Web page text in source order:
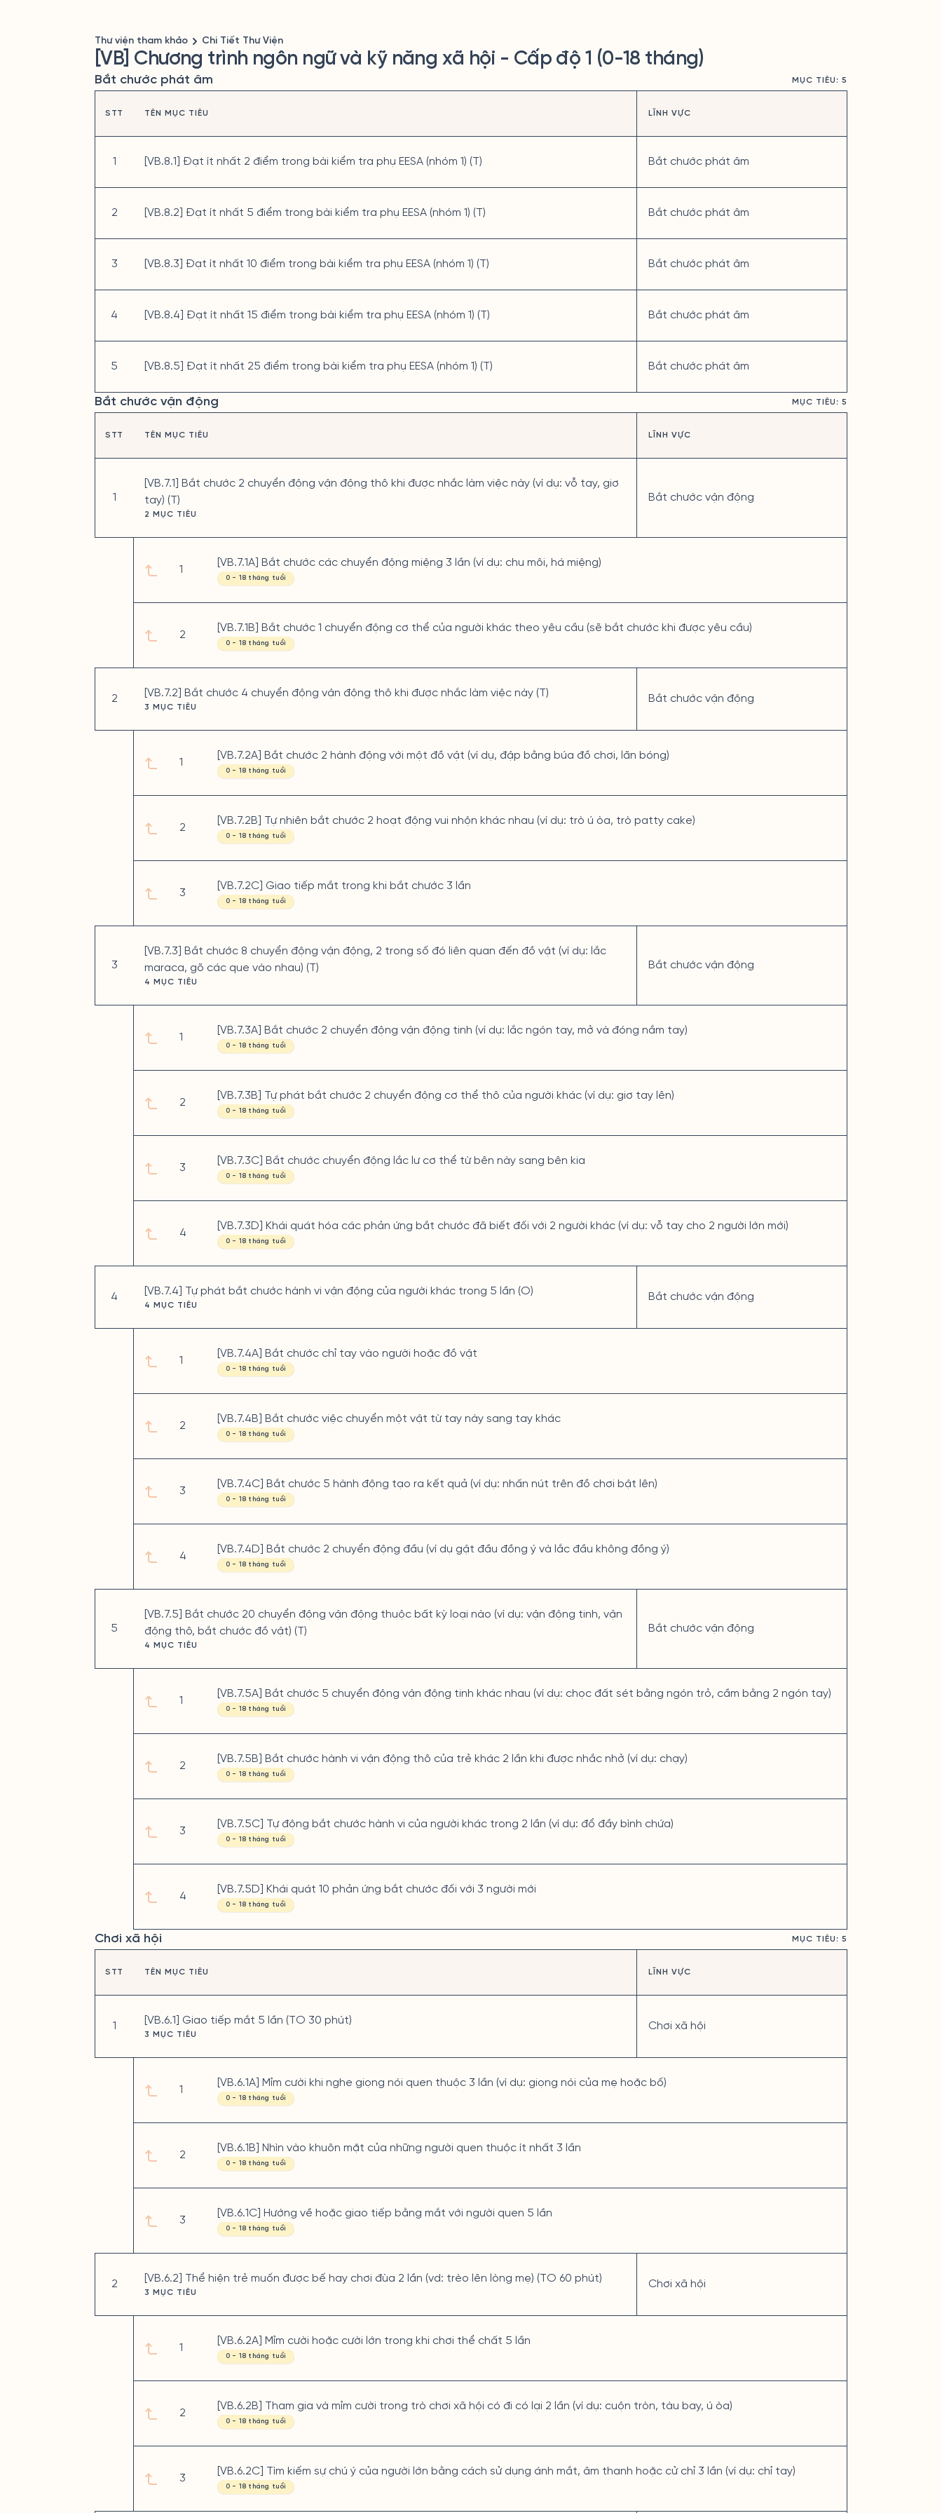
Thư viện tham khảo Chi Tiết Thư Viện
[VB] Chương trình ngôn ngữ và kỹ năng xã hội - Cấp độ 1 (0-18 tháng)
Bắt chước phát âm MỤC TIÊU: 5
STT
1
TÊN MỤC TIÊU
[VB.8.1] Đạt ít nhất 2 điểm trong bài kiểm tra phụ EESA (nhóm 1) (T)
LĨNH VỰC
Bắt chước phát âm
2 [VB.8.2] Đạt ít nhất 5 điểm trong bài kiểm tra phụ EESA (nhóm 1) (T) Bắt chước phát âm
3 [VB.8.3] Đạt ít nhất 10 điểm trong bài kiểm tra phụ EESA (nhóm 1) (T) Bắt chước phát âm
4 [VB.8.4] Đạt ít nhất 15 điểm trong bài kiểm tra phụ EESA (nhóm 1) (T) Bắt chước phát âm
5 [VB.8.5] Đạt ít nhất 25 điểm trong bài kiểm tra phụ EESA (nhóm 1) (T) Bắt chước phát âm
Bắt chước vận động MỤC TIÊU: 5
STT
1
TÊN MỤC TIÊU
[VB.7.1] Bắt chước 2 chuyển động vận động thô khi được nhắc làm việc này (ví dụ: vỗ tay, giơ
tay) (T)
2 MỤC TIÊU
LĨNH VỰC
Bắt chước vận động
1
2
[VB.7.1A] Bắt chước các chuyển động miệng 3 lần (ví dụ: chu môi, há miệng)
0 - 18 tháng tuổi
[VB.7.1B] Bắt chước 1 chuyển động cơ thể của người khác theo yêu cầu (sẽ bắt chước khi được yêu cầu)
0 - 18 tháng tuổi
2 [VB.7.2] Bắt chước 4 chuyển động vận động thô khi được nhắc làm việc này (T)
3 MỤC TIÊU
Bắt chước vận động
1
2
3
[VB.7.2A] Bắt chước 2 hành động với một đồ vật (ví dụ, đập bằng búa đồ chơi, lăn bóng)
0 - 18 tháng tuổi
[VB.7.2B] Tự nhiên bắt chước 2 hoạt động vui nhộn khác nhau (ví dụ: trò ú òa, trò patty cake)
0 - 18 tháng tuổi
[VB.7.2C] Giao tiếp mắt trong khi bắt chước 3 lần
0 - 18 tháng tuổi
3
[VB.7.3] Bắt chước 8 chuyển động vận động, 2 trong số đó liên quan đến đồ vật (ví dụ: lắc
maraca, gõ các que vào nhau) (T)
4 MỤC TIÊU
Bắt chước vận động
1
2
3
4
[VB.7.3A] Bắt chước 2 chuyển động vận động tinh (ví dụ: lắc ngón tay, mở và đóng nắm tay)
0 - 18 tháng tuổi
[VB.7.3B] Tự phát bắt chước 2 chuyển động cơ thể thô của người khác (ví dụ: giơ tay lên)
0 - 18 tháng tuổi
[VB.7.3C] Bắt chước chuyển động lắc lư cơ thể từ bên này sang bên kia
0 - 18 tháng tuổi
[VB.7.3D] Khái quát hóa các phản ứng bắt chước đã biết đối với 2 người khác (ví dụ: vỗ tay cho 2 người lớn mới)
0 - 18 tháng tuổi
4 [VB.7.4] Tự phát bắt chước hành vi vận động của người khác trong 5 lần (O)
4 MỤC TIÊU
Bắt chước vận động
1
2
3
4
[VB.7.4A] Bắt chước chỉ tay vào người hoặc đồ vật
0 - 18 tháng tuổi
[VB.7.4B] Bắt chước việc chuyển một vật từ tay này sang tay khác
0 - 18 tháng tuổi
[VB.7.4C] Bắt chước 5 hành động tạo ra kết quả (ví dụ: nhấn nút trên đồ chơi bật lên)
0 - 18 tháng tuổi
[VB.7.4D] Bắt chước 2 chuyển động đầu (ví dụ gật đầu đồng ý và lắc đầu không đồng ý)
0 - 18 tháng tuổi
5
[VB.7.5] Bắt chước 20 chuyển động vận động thuộc bất kỳ loại nào (ví dụ: vận động tinh, vận
động thô, bắt chước đồ vật) (T)
4 MỤC TIÊU
Bắt chước vận động
1
2
3
4
[VB.7.5A] Bắt chước 5 chuyển động vận động tinh khác nhau (ví dụ: chọc đất sét bằng ngón trỏ, cầm bằng 2 ngón tay)
0 - 18 tháng tuổi
[VB.7.5B] Bắt chước hành vi vận động thô của trẻ khác 2 lần khi được nhắc nhở (ví dụ: chạy)
0 - 18 tháng tuổi
[VB.7.5C] Tự động bắt chước hành vi của người khác trong 2 lần (ví dụ: đổ đầy bình chứa)
0 - 18 tháng tuổi
[VB.7.5D] Khái quát 10 phản ứng bắt chước đối với 3 người mới
0 - 18 tháng tuổi
Chơi xã hội MỤC TIÊU: 5
STT
1
TÊN MỤC TIÊU
[VB.6.1] Giao tiếp mắt 5 lần (TO 30 phút)
3 MỤC TIÊU
LĨNH VỰC
Chơi xã hội
1
2
3
[VB.6.1A] Mỉm cười khi nghe giọng nói quen thuộc 3 lần (ví dụ: giọng nói của mẹ hoặc bố)
0 - 18 tháng tuổi
[VB.6.1B] Nhìn vào khuôn mặt của những người quen thuộc ít nhất 3 lần
0 - 18 tháng tuổi
[VB.6.1C] Hướng về hoặc giao tiếp bằng mắt với người quen 5 lần
0 - 18 tháng tuổi
2 [VB.6.2] Thể hiện trẻ muốn được bế hay chơi đùa 2 lần (vd: trèo lên lòng mẹ) (TO 60 phút)
3 MỤC TIÊU
Chơi xã hội
1
2
3
[VB.6.2A] Mỉm cười hoặc cười lớn trong khi chơi thể chất 5 lần
0 - 18 tháng tuổi
[VB.6.2B] Tham gia và mỉm cười trong trò chơi xã hội có đi có lại 2 lần (ví dụ: cuộn tròn, tàu bay, ú òa)
0 - 18 tháng tuổi
[VB.6.2C] Tìm kiếm sự chú ý của người lớn bằng cách sử dụng ánh mắt, âm thanh hoặc cử chỉ 3 lần (ví dụ: chỉ tay)
0 - 18 tháng tuổi